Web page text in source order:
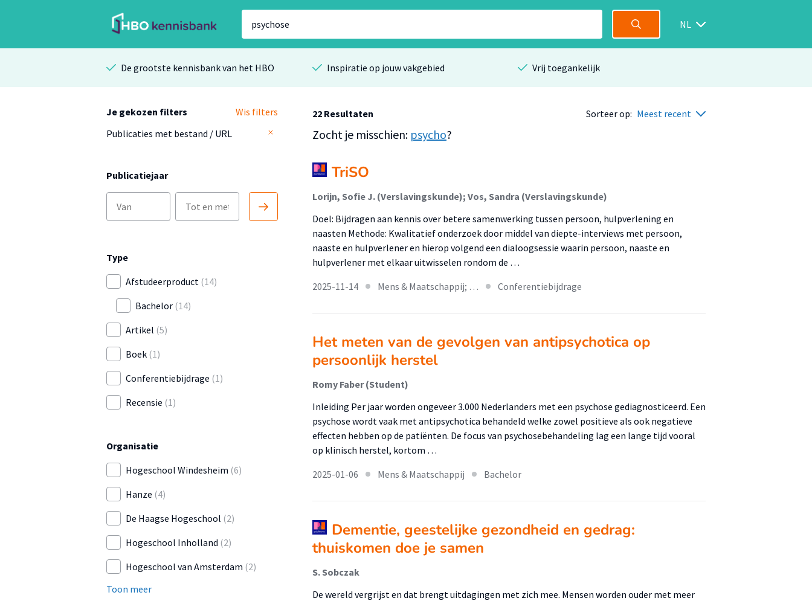
NL
De grootste kennisbank van het HBO Inspiratie op jouw vakgebied Vrij toegankelijk
Je gekozen filters
Wis filters
Publicaties met bestand / URL
Publicatiejaar
Type
Afstudeerproduct (14)
Bachelor (14)
Artikel (5)
Boek (1)
Conferentiebijdrage (1)
Recensie (1)
Organisatie
Hogeschool Windesheim (6)
Hanze (4)
De Haagse Hogeschool (2)
Hogeschool Inholland (2)
Hogeschool van Amsterdam (2)
Toon meer
22 Resultaten Sorteer op: Meest recent
Zocht je misschien: psycho?
TriSO
Lorijn, Sofie J. (Verslavingskunde); Vos, Sandra (Verslavingskunde)
Doel: Bijdragen aan kennis over betere samenwerking tussen persoon, hulpverlening en
naasten Methode: Kwalitatief onderzoek door middel van diepte-interviews met persoon,
naaste en hulpverlener en hierop volgend een dialoogsessie waarin persoon, naaste en
hulpverlener met elkaar uitwisselen rondom de …
2025-11-14
Mens & Maatschappij; … Conferentiebijdrage
Het meten van de gevolgen van antipsychotica op
persoonlijk herstel
Romy Faber (Student)
Inleiding Per jaar worden ongeveer 3.000 Nederlanders met een psychose gediagnosticeerd. Een
psychose wordt vaak met antipsychotica behandeld welke zowel positieve als ook negatieve
effecten hebben op de patiënten. De focus van psychosebehandeling lag een lange tijd vooral
op klinisch herstel, kortom …
2025-01-06
Mens & Maatschappij Bachelor
Dementie, geestelijke gezondheid en gedrag:
thuiskomen doe je samen
S. Sobczak
De wereld vergrijst en dat brengt uitdagingen met zich mee. Mensen worden ouder met meer